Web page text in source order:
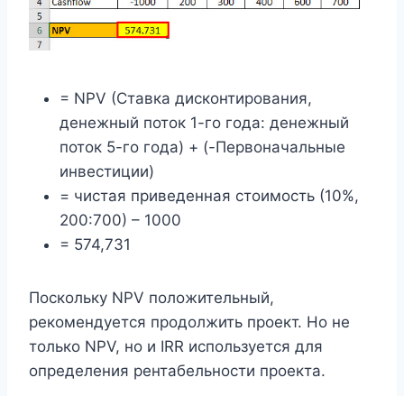
= NPV (Ставка дисконтирования,
денежный поток 1-го года: денежный
поток 5-го года) + (-Первоначальные
инвестиции)
= чистая приведенная стоимость (10%,
200:700) – 1000
= 574,731
Поскольку NPV положительный,
рекомендуется продолжить проект. Но не
только NPV, но и IRR используется для
определения рентабельности проекта.